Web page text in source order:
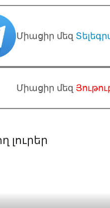
Միացիր մեզ
Միացիր մեզ
լուրեր